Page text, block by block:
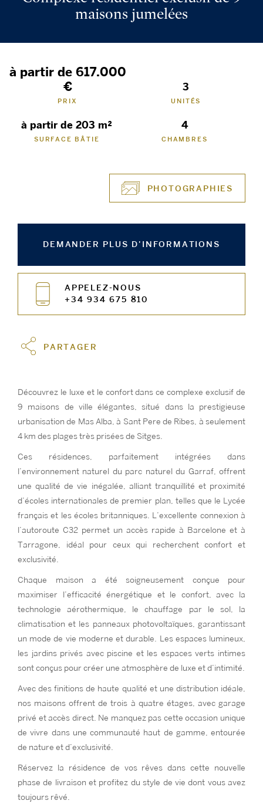
maisons jumelées
à partir de 617.000
€
PRIX
3
UNITÉS
à partir de 203 m²
SURFACE BÂTIE
4
CHAMBRES
PHOTOGRAPHIES
DEMANDER PLUS D'INFORMATIONS
APPELEZ-NOUS
+34 934 675 810
PARTAGER
Découvrez le luxe et le confort dans ce complexe exclusif de
9 maisons de ville élégantes, situé dans la prestigieuse
urbanisation de Mas Alba, à Sant Pere de Ribes, à seulement
4 km des plages très prisées de Sitges.
Ces résidences, parfaitement intégrées dans
l’environnement naturel du parc naturel du Garraf, offrent
une qualité de vie inégalée, alliant tranquillité et proximité
d’écoles internationales de premier plan, telles que le Lycée
français et les écoles britanniques. L’excellente connexion à
l’autoroute C32 permet un accès rapide à Barcelone et à
Tarragone, idéal pour ceux qui recherchent confort et
exclusivité.
Chaque maison a été soigneusement conçue pour
maximiser l’efficacité énergétique et le confort, avec la
technologie aérothermique, le chauffage par le sol, la
climatisation et les panneaux photovoltaïques, garantissant
un mode de vie moderne et durable. Les espaces lumineux,
les jardins privés avec piscine et les espaces verts intimes
sont conçus pour créer une atmosphère de luxe et d’intimité.
Avec des finitions de haute qualité et une distribution idéale,
nos maisons offrent de trois à quatre étages, avec garage
privé et accès direct. Ne manquez pas cette occasion unique
de vivre dans une communauté haut de gamme, entourée
de nature et d’exclusivité.
Réservez la résidence de vos rêves dans cette nouvelle
phase de livraison et profitez du style de vie dont vous avez
toujours rêvé.